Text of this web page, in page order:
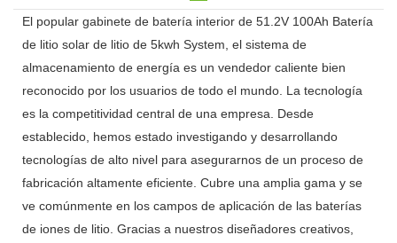
El popular gabinete de batería interior de 51.2V 100Ah Batería
de litio solar de litio de 5kwh System, el sistema de
almacenamiento de energía es un vendedor caliente bien
reconocido por los usuarios de todo el mundo. La tecnología
es la competitividad central de una empresa. Desde
establecido, hemos estado investigando y desarrollando
tecnologías de alto nivel para asegurarnos de un proceso de
fabricación altamente eficiente. Cubre una amplia gama y se
ve comúnmente en los campos de aplicación de las baterías
de iones de litio. Gracias a nuestros diseñadores creativos,